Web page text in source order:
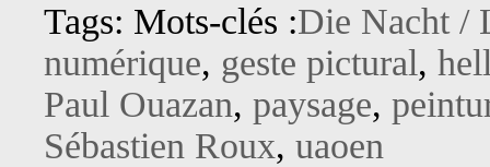
Tags: Mots-clés :Die Nacht /
numérique, geste pictural,
Paul Ouazan, paysage,
Sébastien Roux, uaoen